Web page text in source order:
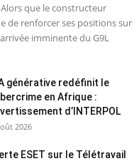
Alors que le constructeur
de renforcer ses positions sur
imminente du G9L
générative redéfinit le
en Afrique :
d’INTERPOL
2026
ESET sur le Télétravail